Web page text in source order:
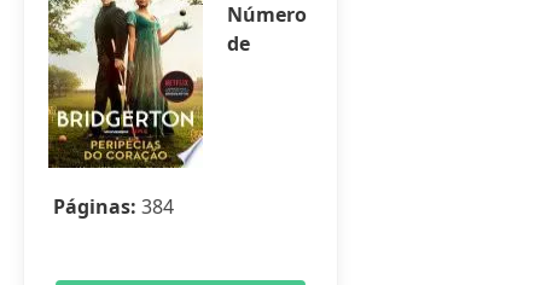
Número
de
Páginas: 384